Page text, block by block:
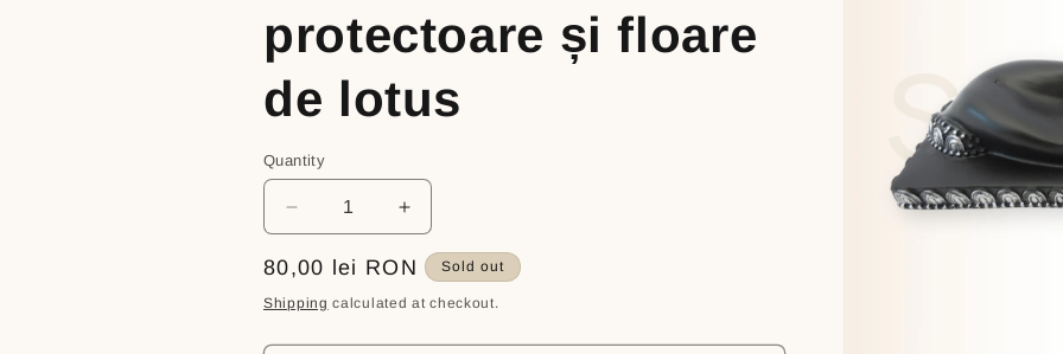
protectoare și floare
de lotus
Quantity
Decrease
quantity
for
Suport
fumigație
și
Increase
quantity
for
Suport
și
Regular
price
80,00 lei RON Sold out
Shipping calculated at checkout.